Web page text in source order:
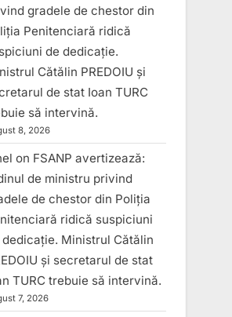
gradele de chestor din
Penitenciară ridică
de dedicație.
Cătălin PREDOIU și
de stat Ioan TURC
să intervină.
8, 2026
on FSANP avertizează:
de ministru privind
de chestor din Poliția
ridică suspiciuni
dedicație. Ministrul Cătălin
și secretarul de stat
TURC trebuie să intervină.
7, 2026